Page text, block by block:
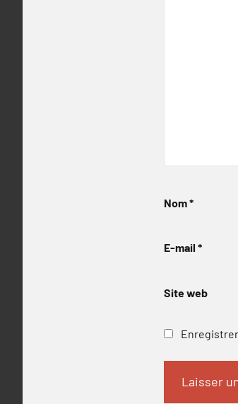
Nom*
E-mail *
Site web